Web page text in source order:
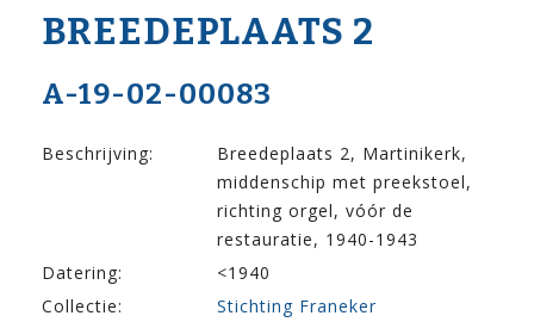
BREEDEPLAATS 2
A-19-02-00083
Beschrijving:
Breedeplaats 2, Martinikerk,
middenschip met preekstoel,
richting orgel, vóór de
restauratie, 1940-1943
Datering:
<1940
Collectie:
Stichting Franeker